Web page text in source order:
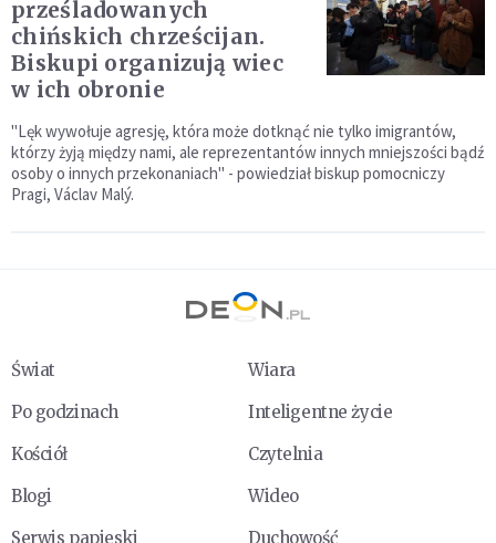
prześladowanych
chińskich chrześcijan.
Biskupi organizują wiec
w ich obronie
"Lęk wywołuje agresję, która może dotknąć nie tylko imigrantów,
którzy żyją między nami, ale reprezentantów innych mniejszości bądź
osoby o innych przekonaniach" - powiedział biskup pomocniczy
Pragi, Václav Malý.
Świat
Wiara
Po godzinach
Inteligentne życie
Kościół
Czytelnia
Blogi
Wideo
Serwis papieski
Duchowość